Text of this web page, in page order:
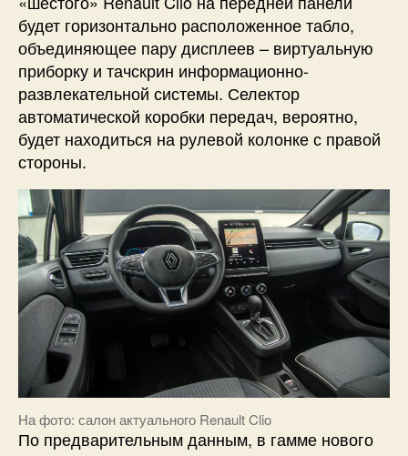
будет горизонтально расположенное табло,
объединяющее пару дисплеев – виртуальную
приборку и тачскрин информационно-
развлекательной системы. Селектор
автоматической коробки передач, вероятно,
будет находиться на рулевой колонке с правой
стороны.
На фото: салон актуального Renault Clio
По предварительным данным, в гамме нового